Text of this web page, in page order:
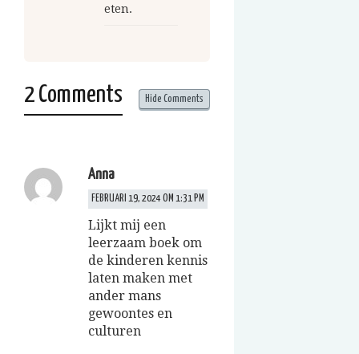
eten.
2 Comments Hide Comments
Anna
FEBRUARI 19, 2024 OM 1:31 PM
Lijkt mij een
leerzaam boek om
de kinderen kennis
laten maken met
ander mans
gewoontes en
culturen